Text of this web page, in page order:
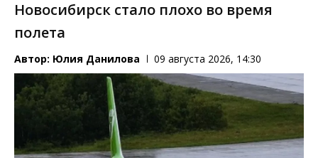
Новосибирск стало плохо во время
полета
Автор: Юлия Данилова 09 августа 2026, 14:30